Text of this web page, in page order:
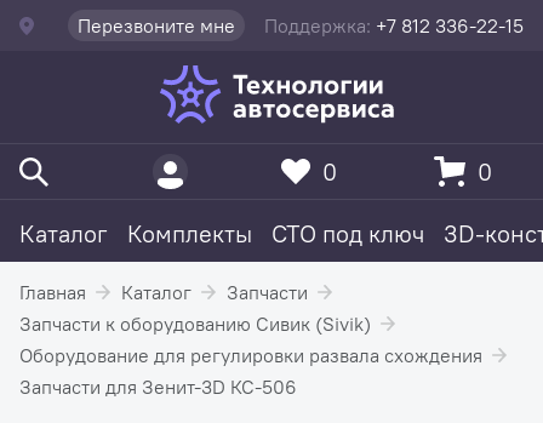
Перезвоните мне Поддержка: +7 812 336-22-15
Каталог Комплекты СТО под ключ 3D-
0 0
Главная Каталог
Запчасти
Запчасти к оборудованию Сивик (Sivik)
Оборудование для регулировки развала схождения
Запчасти для Зенит-3D КС-506